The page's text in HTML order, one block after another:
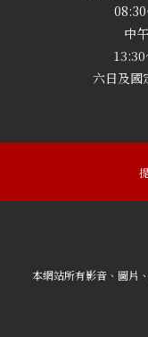
中
六日及國
本網站所有影音、圖片